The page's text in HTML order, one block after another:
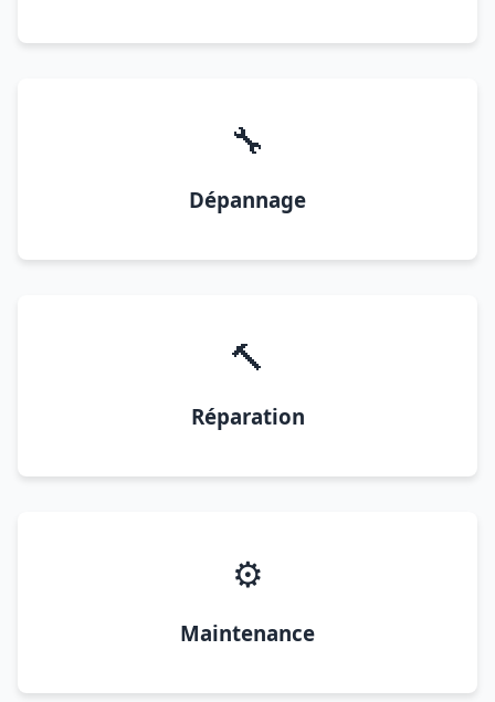
🔧
Dépannage
🔨
Réparation
⚙️
Maintenance